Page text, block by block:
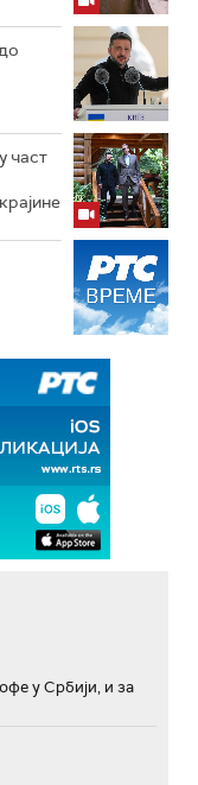
част
у Србији, и за